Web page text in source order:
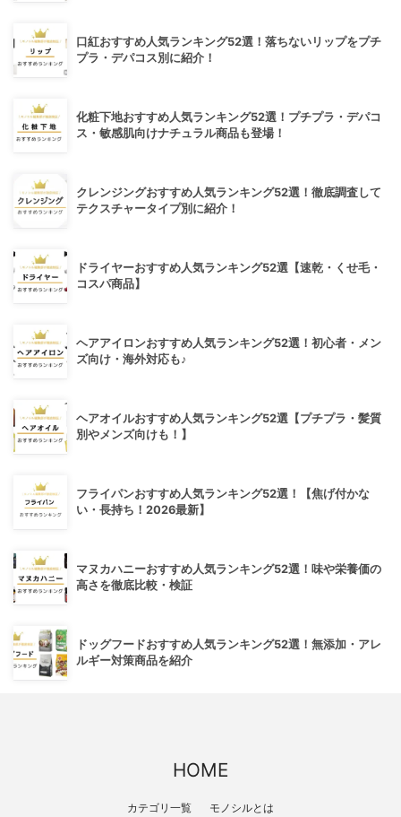
口紅おすすめ人気ランキング52選！落ちないリップをプチ
プラ・デパコス別に紹介！
化粧下地おすすめ人気ランキング52選！プチプラ・デパコ
ス・敏感肌向けナチュラル商品も登場！
クレンジングおすすめ人気ランキング52選！徹底調査して
テクスチャータイプ別に紹介！
ドライヤーおすすめ人気ランキング52選【速乾・くせ毛・
コスパ商品】
ヘアアイロンおすすめ人気ランキング52選！初心者・メン
ズ向け・海外対応も♪
ヘアオイルおすすめ人気ランキング52選【プチプラ・髪質
別やメンズ向けも！】
フライパンおすすめ人気ランキング52選！【焦げ付かな
い・長持ち！2026最新】
マヌカハニーおすすめ人気ランキング52選！味や栄養価の
高さを徹底比較・検証
ドッグフードおすすめ人気ランキング52選！無添加・アレ
ルギー対策商品を紹介
HOME
カテゴリ一覧 モノシルとは